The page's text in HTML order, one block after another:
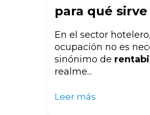
para qué sirve
En el sector
ocupación no es
sinónimo de
realme...
Leer más